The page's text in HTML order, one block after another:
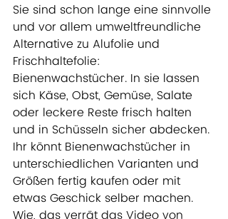
Sie sind schon lange eine sinnvolle
und vor allem umweltfreundliche
Alternative zu Alufolie und
Frischhaltefolie:
Bienenwachstücher. In sie lassen
sich Käse, Obst, Gemüse, Salate
oder leckere Reste frisch halten
und in Schüsseln sicher abdecken.
Ihr könnt Bienenwachstücher in
unterschiedlichen Varianten und
Größen fertig kaufen oder mit
etwas Geschick selber machen.